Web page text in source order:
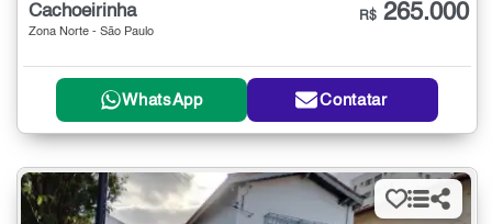
Cachoeirinha
Zona Norte - São Paulo
R$ 265.000
WhatsApp Contatar